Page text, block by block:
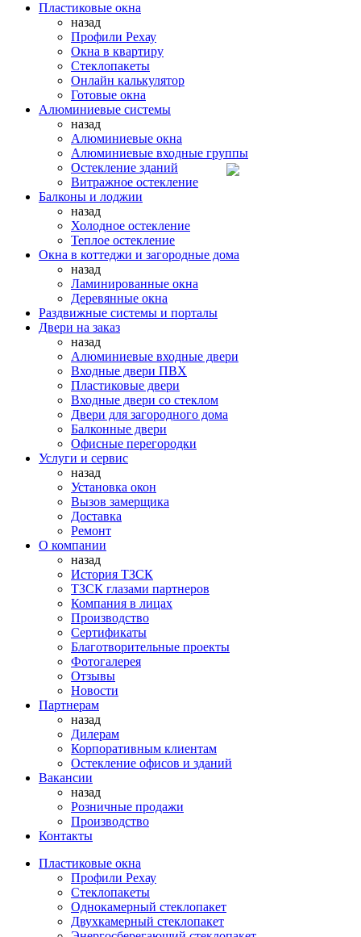
Пластиковые окна
назад
Профили Рехау
Окна в квартиру
Стеклопакеты
Онлайн калькулятор
Готовые окна
Алюминиевые системы
назад
Алюминиевые окна
Алюминиевые входные группы
Остекление зданий
Витражное остекление
Балконы и лоджии
назад
Холодное остекление
Теплое остекление
Окна в коттеджи и загородные дома
назад
Ламинированные окна
Деревянные окна
Раздвижные системы и порталы
Двери на заказ
назад
Алюминиевые входные двери
Входные двери ПВХ
Пластиковые двери
Входные двери со стеклом
Двери для загородного дома
Балконные двери
Офисные перегородки
Услуги и сервис
назад
Установка окон
Вызов замерщика
Доставка
Ремонт
О компании
назад
История ТЗСК
ТЗСК глазами партнеров
Компания в лицах
Производство
Сертификаты
Благотворительные проекты
Фотогалерея
Отзывы
Новости
Партнерам
назад
Дилерам
Корпоративным клиентам
Остекление офисов и зданий
Вакансии
назад
Розничные продажи
Производство
Контакты
Пластиковые окна
Профили Рехау
Стеклопакеты
Однокамерный стеклопакет
Двухкамерный стеклопакет